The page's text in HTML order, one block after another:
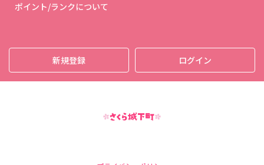
ポイント/ランクについて
新規登録 ログイン